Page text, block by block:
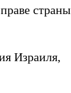
страны
Израиля,